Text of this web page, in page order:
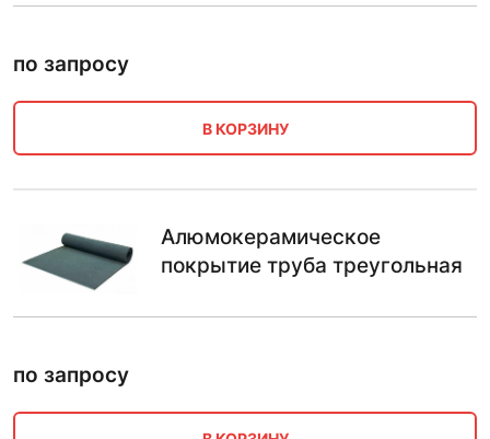
по запросу
В КОРЗИНУ
Алюмокерамическое
покрытие труба треугольная
по запросу